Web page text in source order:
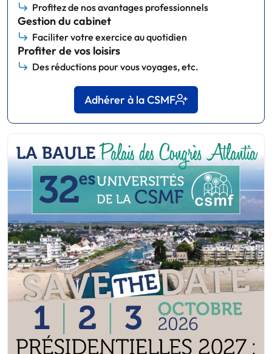
Profitez de nos avantages professionnels
Gestion du cabinet
Faciliter votre exercice au quotidien
Profiter de vos loisirs
Des réductions pour vous voyages, etc.
Adhérer à la CSMF